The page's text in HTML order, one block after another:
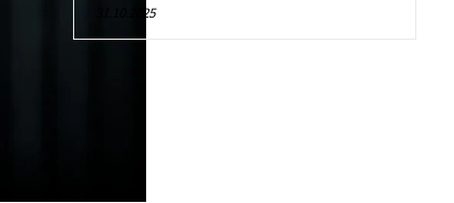
31.10.2025